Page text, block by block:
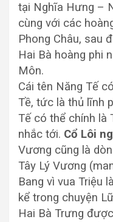
tại Nghĩa Hưng –
cùng với các
Phong Châu, sau
Hai Bà hoàng phi
Môn.
Cái tên Năng Tế
Tề, tức là thủ lĩnh
Tế có thể chính là
nhắc tới. Cổ Lôi
Vương cũng là
Tây Lý Vương
Bang vì vua Triệu
kể trong chuyện
Hai Bà Trưng